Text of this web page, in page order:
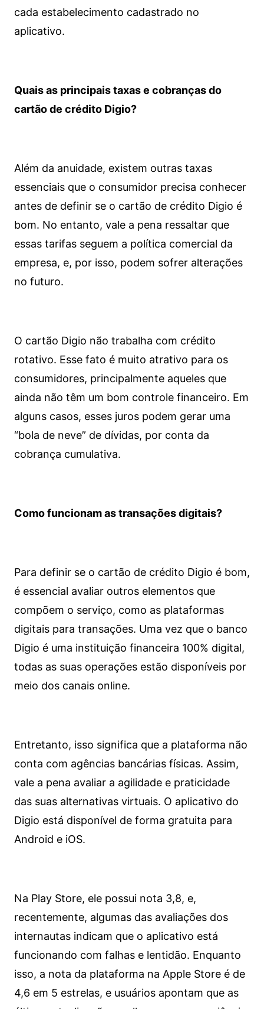
cada estabelecimento cadastrado no
aplicativo.
Quais as principais taxas e cobranças do
cartão de crédito Digio?
Além da anuidade, existem outras taxas
essenciais que o consumidor precisa conhecer
antes de definir se o cartão de crédito Digio é
bom. No entanto, vale a pena ressaltar que
essas tarifas seguem a política comercial da
empresa, e, por isso, podem sofrer alterações
no futuro.
O cartão Digio não trabalha com crédito
rotativo. Esse fato é muito atrativo para os
consumidores, principalmente aqueles que
ainda não têm um bom controle financeiro. Em
alguns casos, esses juros podem gerar uma
“bola de neve” de dívidas, por conta da
cobrança cumulativa.
Como funcionam as transações digitais?
Para definir se o cartão de crédito Digio é bom,
é essencial avaliar outros elementos que
compõem o serviço, como as plataformas
digitais para transações. Uma vez que o banco
Digio é uma instituição financeira 100% digital,
todas as suas operações estão disponíveis por
meio dos canais online.
Entretanto, isso significa que a plataforma não
conta com agências bancárias físicas. Assim,
vale a pena avaliar a agilidade e praticidade
das suas alternativas virtuais. O aplicativo do
Digio está disponível de forma gratuita para
Android e iOS.
Na Play Store, ele possui nota 3,8, e,
recentemente, algumas das avaliações dos
internautas indicam que o aplicativo está
funcionando com falhas e lentidão. Enquanto
isso, a nota da plataforma na Apple Store é de
4,6 em 5 estrelas, e usuários apontam que as